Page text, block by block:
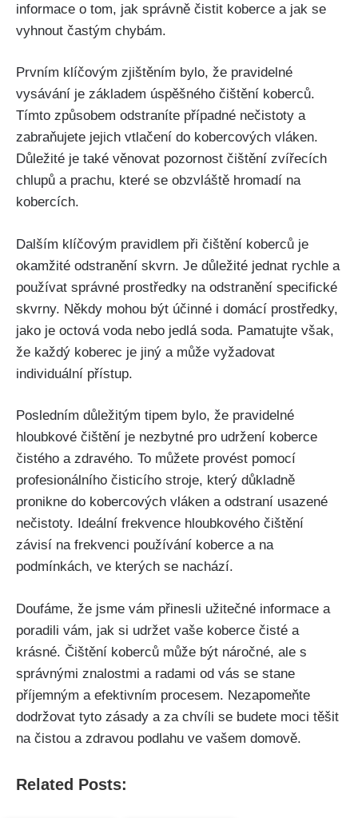
informace ⁣o tom, jak správně čistit ⁢koberce a jak se
vyhnout častým chybám.
Prvním klíčovým zjištěním bylo,‌ že pravidelné
⁤vysávání ​je základem úspěšného‍ čištění koberců.‍
Tímto ​způsobem odstraníte případné nečistoty a
zabraňujete jejich ⁤vtlačení‍ do kobercových vláken.
Důležité‌ je‍ také věnovat pozornost čištění zvířecích⁢
chlupů ‌a prachu, které se obzvláště ⁣hromadí ‌na
kobercích.
Dalším klíčovým⁣ pravidlem při čištění koberců je‌
okamžité⁤ odstranění ​skvrn. Je důležité jednat rychle ​a
používat správné prostředky na odstranění specifické⁤
skvrny. ‌Někdy mohou být ⁢účinné i​ domácí prostředky,⁣
jako je octová voda nebo jedlá⁣ soda. ⁣Pamatujte však,
že každý koberec je ​jiný⁢ a může vyžadovat
‌individuální přístup.
Posledním‍ důležitým‍ tipem bylo, že pravidelné
hloubkové čištění je nezbytné pro udržení koberce
čistého a zdravého. To můžete provést pomocí‌
profesionálního čisticího⁣ stroje, který důkladně
pronikne do kobercových vláken a odstraní usazené
nečistoty. Ideální frekvence hloubkového čištění
závisí ⁢na frekvenci používání koberce a na
podmínkách, ve kterých se⁤ nachází.
Doufáme,​ že jsme ⁢vám ⁢přinesli⁣ užitečné informace a
poradili vám, jak si ‍udržet vaše ​koberce čisté a
krásné. Čištění koberců může být náročné, ale ⁢s​
správnými znalostmi a radami od vás se⁤ stane
příjemným ⁢a ⁢efektivním procesem. Nezapomeňte
dodržovat tyto ⁢zásady​ a za chvíli se budete moci⁤ těšit
na ‍čistou a zdravou‌ podlahu ve‌ vašem domově.
Related Posts: